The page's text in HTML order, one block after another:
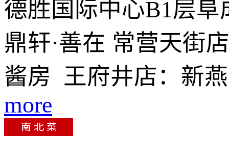
德胜国际中心B1层
鼎轩·善在 常营天街
酱房 王府井店：新
more